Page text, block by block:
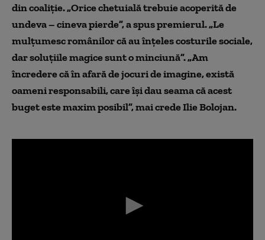
din coaliție.„Orice chetuială trebuie acoperită de
undeva – cineva pierde”, a spus premierul. „Le
mulțumesc românilor că au înțeles costurile sociale,
dar soluțiile magice sunt o minciună”. „Am
încredere că în afară de jocuri de imagine, există
oameni responsabili, care își dau seama că acest
buget este maxim posibil”, mai crede Ilie Bolojan.